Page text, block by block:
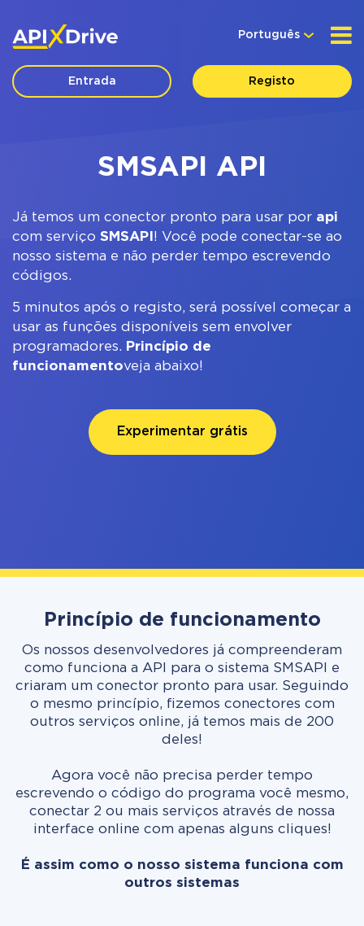
Português
Entrada Registo
SMSAPI API
Já temos um conector pronto para usar por api
com serviço SMSAPI ! Você pode conectar-se ao
nosso sistema e não perder tempo escrevendo
códigos.
5 minutos após o registo, será possível começar a
usar as funções disponíveis sem envolver
programadores. Princípio de
funcionamentoveja abaixo!
Experimentar grátis
Princípio de funcionamento
Os nossos desenvolvedores já compreenderam
como funciona a API para o sistema SMSAPI e
criaram um conector pronto para usar. Seguindo
o mesmo princípio, fizemos conectores com
outros serviços online, já temos mais de 200
deles!
Agora você não precisa perder tempo
escrevendo o código do programa você mesmo,
conectar 2 ou mais serviços através de nossa
interface online com apenas alguns cliques!
É assim como o nosso sistema funciona com
outros sistemas